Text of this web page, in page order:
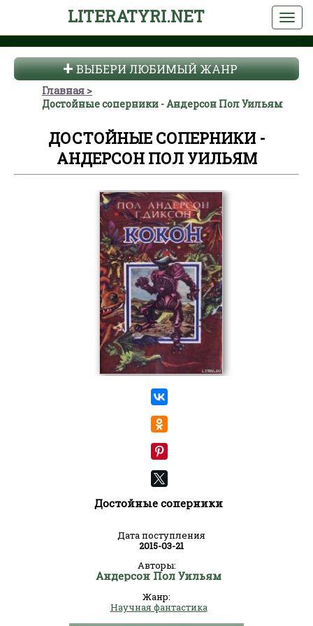
LITERATYRI.NET
ВЫБЕРИ ЛЮБИМЫЙ ЖАНР
Главная
Достойные соперники - Андерсон Пол Уильям
ДОСТОЙНЫЕ СОПЕРНИКИ -
АНДЕРСОН ПОЛ УИЛЬЯМ
Достойные соперники
Дата поступления
2015-03-21
Авторы:
Андерсон Пол Уильям
Жанр:
Научная фантастика